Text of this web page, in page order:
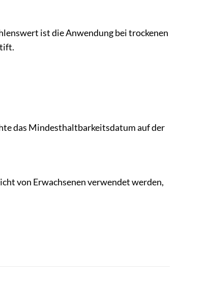
ist die Anwendung bei trockenen
das Mindesthaltbarkeitsdatum auf der
von Erwachsenen verwendet werden,